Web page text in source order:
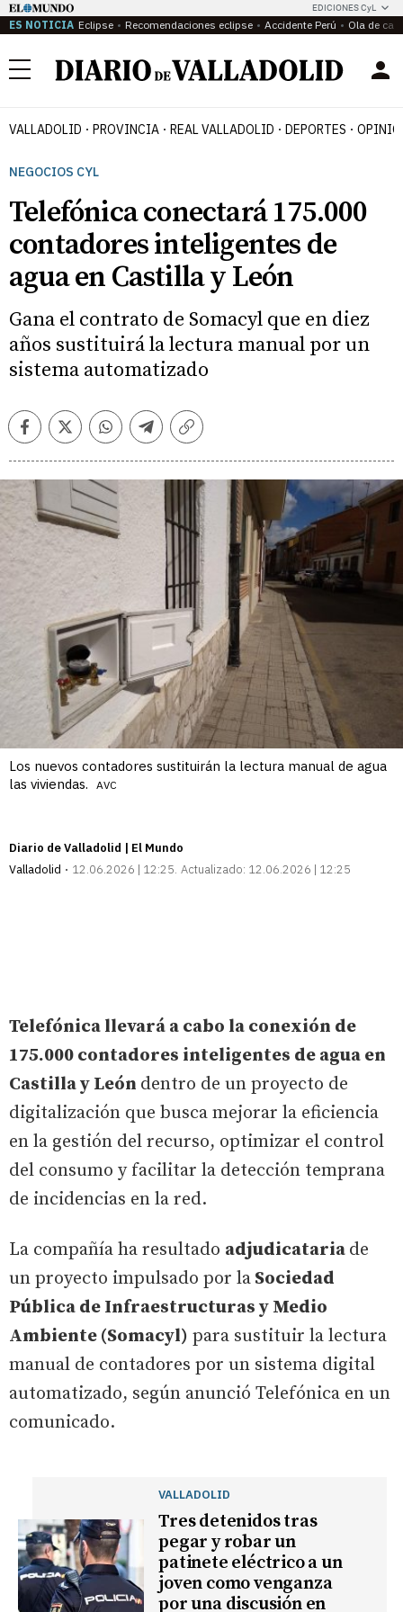
EDICIONES CyL
ES NOTICIA Eclipse Recomendaciones eclipse Accidente Perú Ola de
Menú
VALLADOLID PROVINCIA REAL VALLADOLID DEPORTES
NEGOCIOS CYL
Telefónica conectará 175.000
contadores inteligentes de
agua en Castilla y León
Gana el contrato de Somacyl que en diez
años sustituirá la lectura manual por un
sistema automatizado
FacebookTwitterWhatsappTelegramCopiar
Los nuevos contadores sustituirán la lectura manual de agua
las viviendas.
AVC
Diario de Valladolid | El Mundo
Valladolid
12.06.2026 | 12:25 Actualizado: 12.06.2026 | 12:25
Telefónica llevará a cabo la conexión de
175.000 contadores inteligentes de agua en
Castilla y León dentro de un proyecto de
digitalización que busca mejorar la eficiencia
en la gestión del recurso, optimizar el control
del consumo y facilitar la detección temprana
de incidencias en la red.
La compañía ha resultado adjudicataria de
un proyecto impulsado por la Sociedad
Pública de Infraestructuras y Medio
Ambiente (Somacyl) para sustituir la lectura
manual de contadores por un sistema digital
automatizado, según anunció Telefónica en un
comunicado.
VALLADOLID
Tres detenidos tras
pegar y robar un
patinete eléctrico a un
joven como venganza
por una discusión en